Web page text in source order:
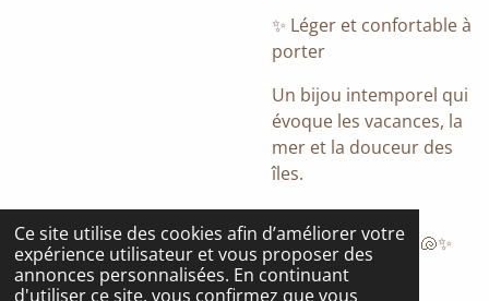
Ce site utilise des cookies afin d’améliorer votre
expérience utilisateur et vous proposer des
annonces personnalisées. En continuant
d'utiliser ce site, vous confirmez que vous
✨ Léger et confortable à
porter
Un bijou intemporel qui
évoque les vacances, la
mer et la douceur des
îles.
Créé avec amour
dans mon atelier. 🐚✨